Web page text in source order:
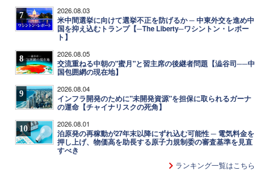
7 2026.08.03
米中間選挙に向けて選挙不正を防げるか ─ 中東外交を進め中
国を抑え込むトランプ【─The Liberty─ワシントン・レポー
ト】
8 2026.08.05
交流重ねる中朝の"蜜月"と習主席の後継者問題【澁谷司──中
国包囲網の現在地】
9 2026.08.04
インフラ開発のために"未開発資源"を担保に取られるガーナ
の運命【チャイナリスクの死角】
10 2026.08.01
泊原発の再稼動が27年末以降にずれ込む可能性 ─ 電気料金を
押し上げ、物価高を助長する原子力規制委の審査基準を見直
すべき
ランキング一覧はこちら